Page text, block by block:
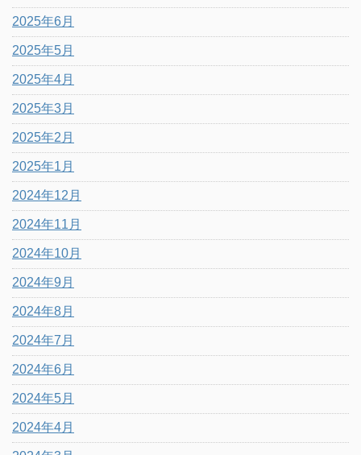
2025年6月
2025年5月
2025年4月
2025年3月
2025年2月
2025年1月
2024年12月
2024年11月
2024年10月
2024年9月
2024年8月
2024年7月
2024年6月
2024年5月
2024年4月